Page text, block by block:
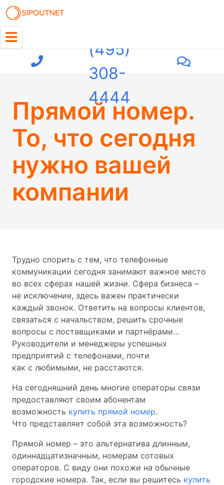
(495)
308-
4444
Прямой номер.
То, что сегодня
нужно вашей
компании
Трудно спорить с тем, что телефонные
коммуникации сегодня занимают важное место
во всех сферах нашей жизни. Сфера бизнеса –
не исключение, здесь важен практически
каждый звонок. Ответить на вопросы клиентов,
связаться с начальством, решить срочные
вопросы с поставщиками и партнёрами…
Руководители и менеджеры успешных
предприятий с телефонами, почти
как с любимыми, не расстаются.
На сегодняшний день многие операторы связи
предоставляют своим абонентам
возможность купить прямой номер.
Что представляет собой эта возможность?
Прямой номер – это альтернатива длинным,
одиннадцатизначным, номерам сотовых
операторов. С виду они похожи на обычные
городские номера. Так, если вы решитесь купить